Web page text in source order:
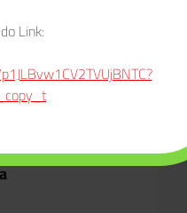
Energias
Link: